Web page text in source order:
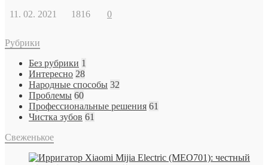
11. 02. 2021
1816 0
Рубрики
Без рубрики 1
Интересно 28
Народные способы 32
Проблемы 60
Профессиональные решения 61
Чистка зубов 61
Свеженькое